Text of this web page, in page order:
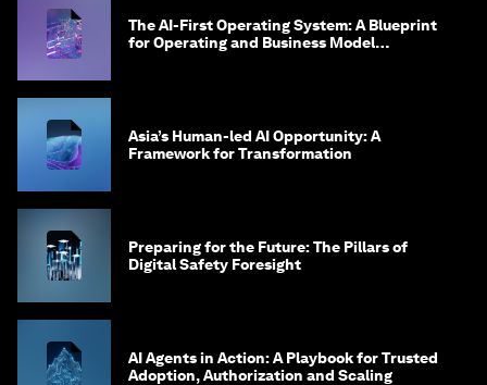
The AI-First Operating System: A Blueprint
for Operating and Business Model
Asia’s Human-led AI Opportunity: A
Framework for Transformation
Preparing for the Future: The Pillars of
Digital Safety Foresight
AI Agents in Action: A Playbook for Trusted
Adoption, Authorization and Scaling